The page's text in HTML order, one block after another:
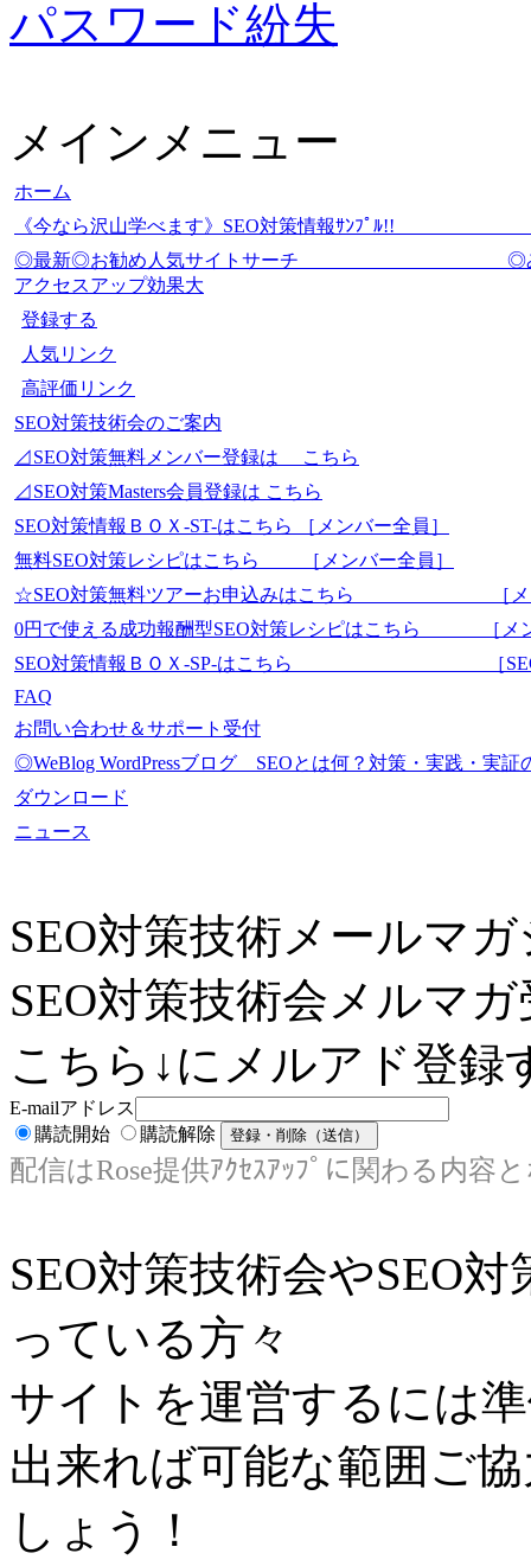
パスワード紛失
メインメニュー
ホーム
《今なら沢山学べます》SEO対策情報ｻﾝﾌ
◎最新◎お勧め人気サイトサ
アクセスアップ効果大
登録する
人気リンク
高評価リンク
SEO対策技術会のご案内
⊿SEO対策無料メンバー登録は こちら
⊿SEO対策Masters会員登録は こちら
SEO対策情報ＢＯＸ-ST-はこちら ［メンバー全員］
無料SEO対策レシピはこちら ［メンバー全員］
☆SEO対策無料ツアーお申込みはこちら ［メン
0円で使える成功報酬型SEO対策レシピはこちら ［メ
SEO対策情報ＢＯＸ-SP-はこちら ［SEO-
FAQ
お問い合わせ＆サポート受付
◎WeBlog WordPressブログ SEOとは何？対策・実践・実
ダウンロード
ニュース
SEO対策技術メールマ
SEO対策技術会メルマ
こちら↓にメルアド登録
E-mailアドレス
購読開始
購読解除
配信はRose提供ｱｸｾｽｱｯﾌﾟに関わる内容
SEO対策技術会やSEO
っている方々
サイトを運営するには
出来れば可能な範囲ご
しょう！